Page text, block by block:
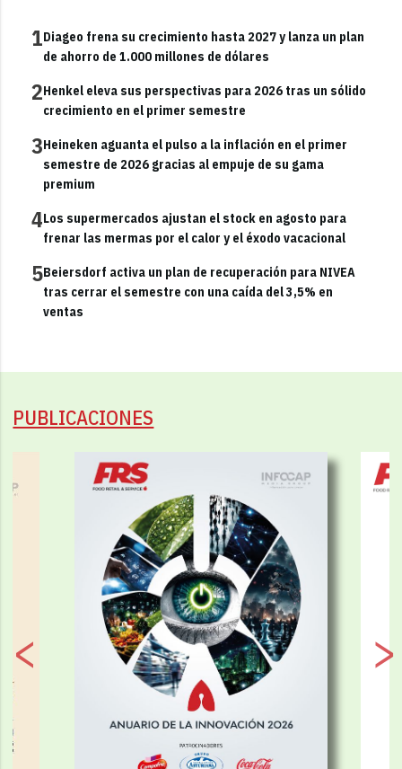
1Diageo frena su crecimiento hasta 2027 y lanza un plan
de ahorro de 1.000 millones de dólares
2Henkel eleva sus perspectivas para 2026 tras un sólido
crecimiento en el primer semestre
3Heineken aguanta el pulso a la inflación en el primer
semestre de 2026 gracias al empuje de su gama
premium
4Los supermercados ajustan el stock en agosto para
frenar las mermas por el calor y el éxodo vacacional
5Beiersdorf activa un plan de recuperación para NIVEA
tras cerrar el semestre con una caída del 3,5% en
ventas
PUBLICACIONES